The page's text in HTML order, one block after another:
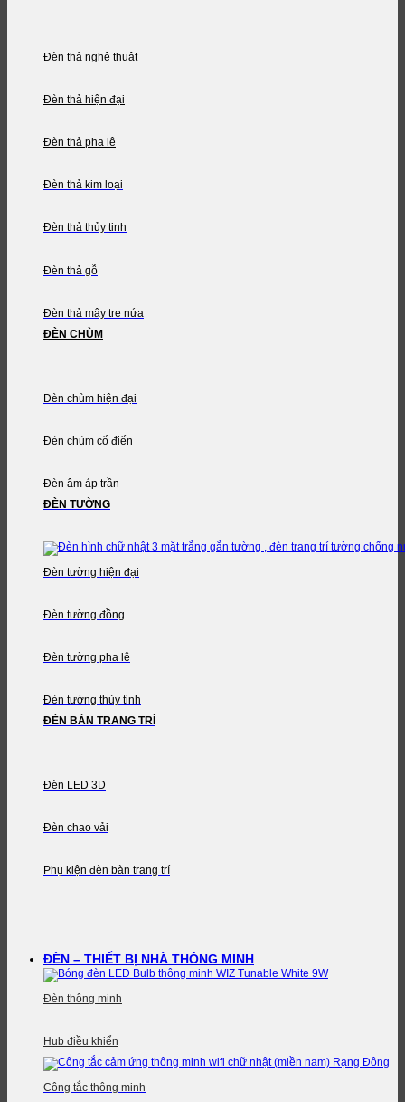
Đèn thả nghệ thuật
Đèn thả hiện đại
Đèn thả pha lê
Đèn thả kim loại
Đèn thả thủy tinh
Đèn thả gỗ
Đèn thả mây tre nứa
ĐÈN CHÙM
Đèn chùm hiện đại
Đèn chùm cổ điển
Đèn âm áp trần
ĐÈN TƯỜNG
Đèn tường hiện đại
Đèn tường đồng
Đèn tường pha lê
Đèn tường thủy tinh
ĐÈN BÀN TRANG TRÍ
Đèn LED 3D
Đèn chao vải
Phụ kiện đèn bàn trang trí
ĐÈN – THIẾT BỊ NHÀ THÔNG MINH
Đèn thông minh
Hub điều khiển
Công tắc thông minh